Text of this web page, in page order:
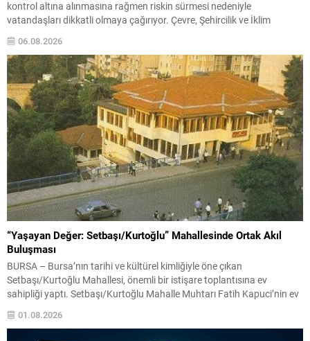
kontrol altına alınmasına rağmen riskin sürmesi nedeniyle
vatandaşları dikkatli olmaya çağırıyor. Çevre, Şehircilik ve İklim
sonuçlarını paylaştı ve etkilenenlerin yanında olunacağını vurguladı.
Kayıtlar ve tespit...
06.08.2026
“Yaşayan Değer: Setbaşı/Kurtoğlu” Mahallesinde Ortak Akıl
Buluşması
BURSA – Bursa’nın tarihi ve kültürel kimliğiyle öne çıkan
Setbaşı/Kurtoğlu Mahallesi, önemli bir istişare toplantısına ev
sahipliği yaptı. Setbaşı/Kurtoğlu Mahalle Muhtarı Fatih Kapuci’nin ev
sahipliğinde gerçekleştirilen buluşmada, AK Parti Bursa İl Başkanı
Davut Gürkan, Yıldırım Belediye Başkanı Oktay Yılmaz ve AK Parti
01.08.2026